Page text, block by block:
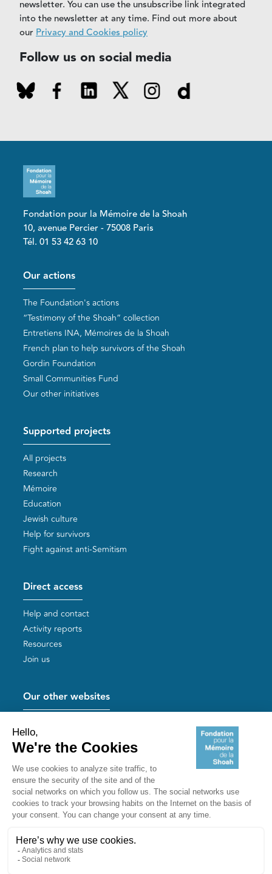
newsletter. You can use the unsubscribe link integrated
into the newsletter at any time. Find out more about
our Privacy and Cookies policy
Follow us on social media
Fondation pour la Mémoire de la Shoah
10, avenue Percier - 75008 Paris
Tél. 01 53 42 63 10
Pied de page
Our actions
The Foundation's actions
“Testimony of the Shoah” collection
Entretiens INA, Mémoires de la Shoah
French plan to help survivors of the Shoah
Gordin Foundation
Small Communities Fund
Our other initiatives
Supported projects
All projects
Research
Mémoire
Education
Jewish culture
Help for survivors
Fight against anti-Semitism
Direct access
Help and contact
Activity reports
Resources
Join us
Our other websites
Mémoires vives
Useful links
Shoah Memorial
The Milles camp
Akadem
mahJ